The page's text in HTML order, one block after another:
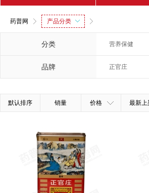
药普网 产品分类
分类 营养保健
品牌 正官庄
默认排序 销量 价格 最新上